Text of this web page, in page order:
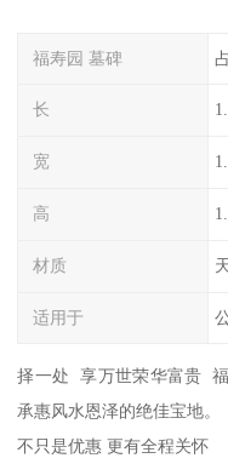
福寿园 墓碑
长
宽
高
材质
适用于
择一处 享万世荣华富贵
承惠风水恩泽的绝佳宝地。
不只是优惠 更有全程关怀